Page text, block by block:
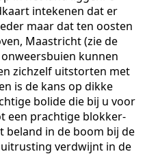
intekenen dat er
maar dat ten oosten
Maastricht (zie de
kunnen
zichzelf uitstorten met
is de kans op dikke
bolide die bij u voor
een prachtige blokker-
beland in de boom bij de
verdwijnt in de